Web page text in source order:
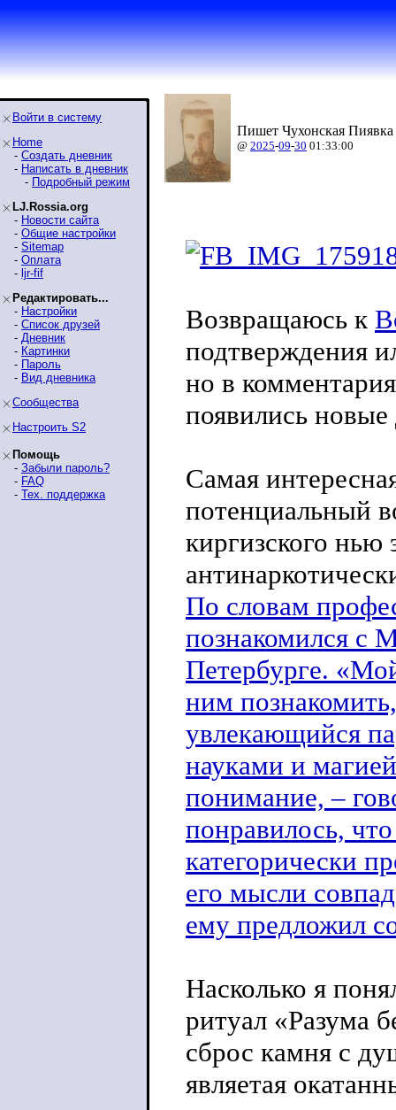
Войти в систему
Home
- Создать дневник
- Написать в дневник
- Подробный режим
LJ.Rossia.org
- Новости сайта
- Общие настройки
- Sitemap
- Оплата
- ljr-fif
Редактировать...
- Настройки
- Список друзей
- Дневник
- Картинки
- Пароль
- Вид дневника
Сообщества
Настроить S2
Помощь
- Забыли пароль?
- FAQ
- Тех. поддержка
Пишет Чухонская Пиявка
@ 2025-09-30 01:33:00
Возвращаюсь к
подтверждения
но в
появились новые
Самая
потенциальный
киргизского нью
По словам
познакомился с
Петербурге.
ним
увлекающийся
науками и
понимание, –
понравилось,
категорически
его мысли
ему предложил
Насколько я
ритуал «Разума
сброс камня с
являетая